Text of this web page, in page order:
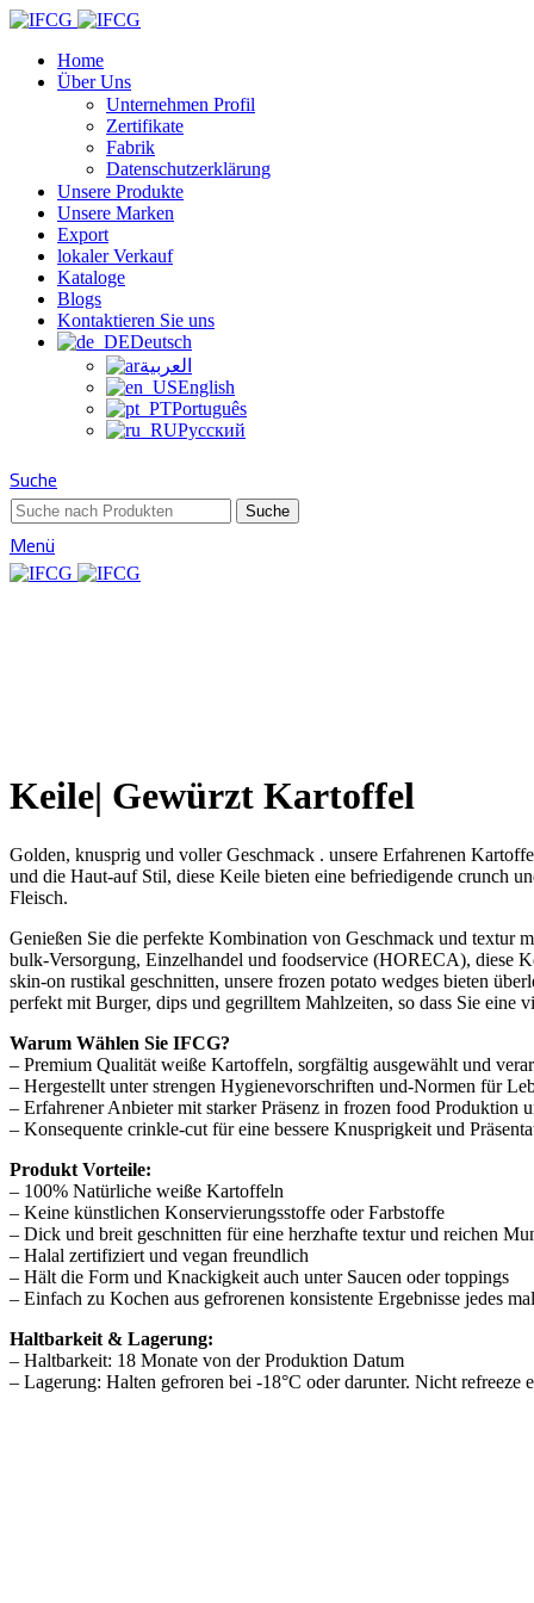
Home
Über Uns
Unternehmen Profil
Zertifikate
Fabrik
Datenschutzerklärung
Unsere Produkte
Unsere Marken
Export
lokaler Verkauf
Kataloge
Blogs
Kontaktieren Sie uns
Deutsch
العربية
English
Português
Русский
Suche
Suche
Menü
Keile| Gewürzt Kartoffel
Golden, knusprig und voller Geschmack . unsere Erfahrenen
und die Haut-auf Stil, diese Keile bieten eine befriedigende crunch
Fleisch.
Genießen Sie die perfekte Kombination von Geschmack und textur
bulk-Versorgung, Einzelhandel und foodservice (HORECA), diese
skin-on rustikal geschnitten, unsere frozen potato wedges bieten
perfekt mit Burger, dips und gegrilltem Mahlzeiten, so dass Sie eine
Warum Wählen Sie IFCG?
– Premium Qualität weiße Kartoffeln, sorgfältig ausgewählt und
– Hergestellt unter strengen Hygienevorschriften und-Normen für
– Erfahrener Anbieter mit starker Präsenz in frozen food Produktion
– Konsequente crinkle-cut für eine bessere Knusprigkeit und
Produkt Vorteile:
– 100% Natürliche weiße Kartoffeln
– Keine künstlichen Konservierungsstoffe oder Farbstoffe
– Dick und breit geschnitten für eine herzhafte textur und reichen
– Halal zertifiziert und vegan freundlich
– Hält die Form und Knackigkeit auch unter Saucen oder toppings
– Einfach zu Kochen aus gefrorenen konsistente Ergebnisse jedes mal
Haltbarkeit & Lagerung:
– Haltbarkeit: 18 Monate von der Produktion Datum
– Lagerung: Halten gefroren bei -18°C oder darunter. Nicht refreeze